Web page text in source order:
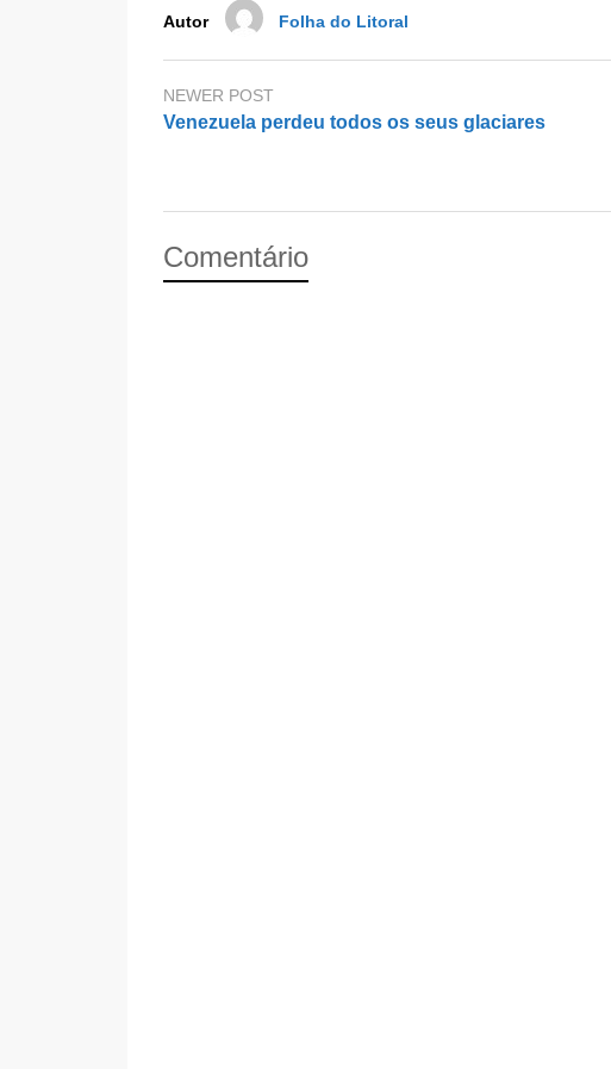
k
Autor Folha do Litoral
NEWER POST
Venezuela perdeu todos os seus glaciares
Comentário